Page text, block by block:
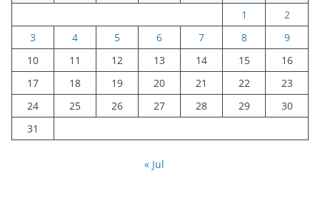
1
2
3
4 5 6 7 8
9
10
11 12 13 14 15
16
17
18 19 20 21 22
23
24
25 26 27 28 29
30
31
« Jul